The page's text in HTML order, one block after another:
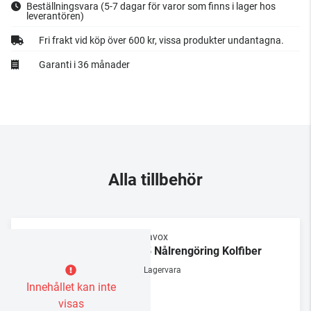
Beställningsvara (5-7 dagar för varor som finns i lager hos
leverantören)
Fri frakt vid köp över 600 kr, vissa produkter undantagna.
Garanti i 36 månader
Alla tillbehör
Innehållet kan inte
visas
Dynavox
NC5 Nålrengöring Kolfiber
Lagervara